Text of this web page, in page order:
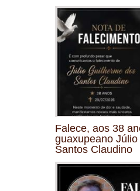
Falece, aos 38
guaxupeano
Santos Claudino